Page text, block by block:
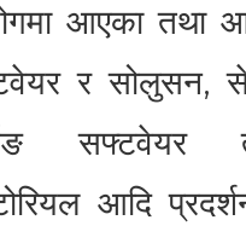
आएका तथा
र सोलुसन,
सफ्टवेयर
आदि